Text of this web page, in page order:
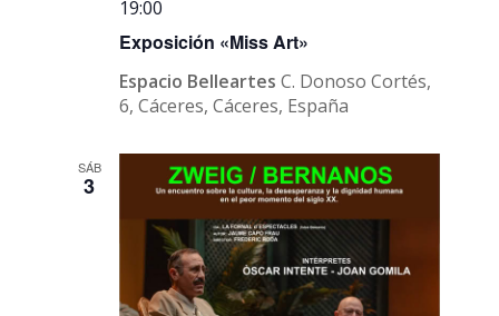
Exposición «Miss Art»
19:00
Espacio BelleartesC. Donoso Cortés,
6, Cáceres, Cáceres, España
SÁB
3